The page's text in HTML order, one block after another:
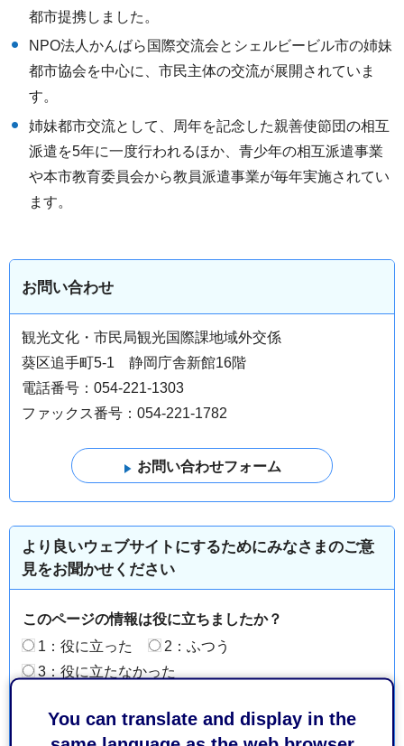
You can translate and display in the
都市提携しました。
NPO法人かんばら国際交流会とシェルビービル市の姉妹
都市協会を中心に、市民主体の交流が展開されていま
す。
姉妹都市交流として、周年を記念した親善使節団の相互
派遣を5年に一度行われるほか、青少年の相互派遣事業
や本市教育委員会から教員派遣事業が毎年実施されてい
ます。
お問い合わせ
観光文化・市民局観光国際課地域外交係
葵区追手町5-1 静岡庁舎新館16階
電話番号：054-221-1303
ファックス番号：054-221-1782
より良いウェブサイトにするためにみなさまのご意
見をお聞かせください
このページの情報は役に立ちましたか？
1：役に立った
2：ふつう
3：役に立たなかった
1：見つけやすかった
2：ふつう